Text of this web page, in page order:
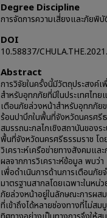
Degree Discipline
การจัดการความเสี่ยงและภัยพิบั
DOI
10.58837/
Abstract
การวิจัยในครั้งนี้มีวัตถุประสงค์
สำหรับอุทกภัยที่มีในประเทศไทย
เตือนภัยล่วงหน้าสำหรับอุทกภัย
ร้อนปาบึกในพื้นที่จังหวัดนครศรี
สมรรถนะกลไกเชิงสถาบันของ
พื้นที่จังหวัดนครศรีธรรมราช โด
วิเคราะห์เครือข่ายทางสังคมแ
ผลจากการวิเคราะห์ข้อมูล พบว่
เพื่อดำเนินการด้านการเตือนภั
มาตรฐานสากลโดยเฉพาะในห
ภัยล่วงหน้าอยู่ในลักษณะการผส
ที่เข้าถึงได้หลายช่องทางที่ไม่ส